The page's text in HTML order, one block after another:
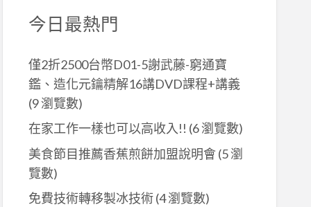
今日最熱門
僅2折2500台幣D01-5謝武藤-窮通寶
鑑、造化元鑰精解16講DVD課程+講義
(9 瀏覽數)
在家工作一樣也可以高收入!! (6 瀏覽數)
美食節目推薦香蕉煎餅加盟說明會 (5 瀏
覽數)
免費技術轉移製冰技術(4 瀏覽數)